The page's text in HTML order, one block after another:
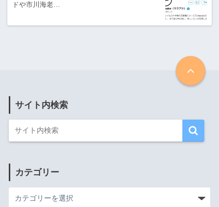
ドや市川海老…
サイト内検索
カテゴリー